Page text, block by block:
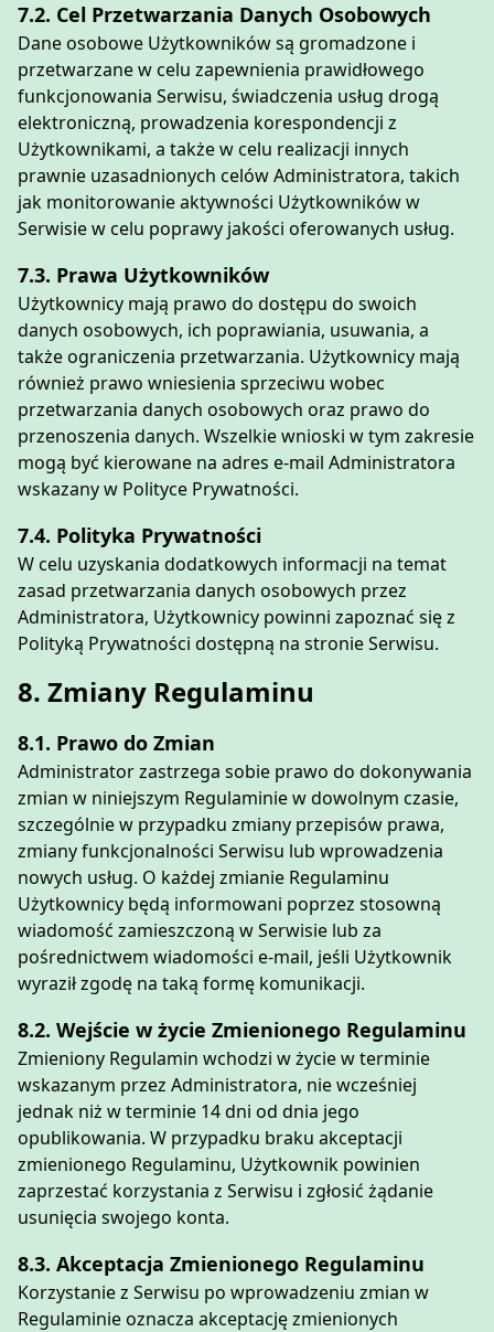
7.2. Cel Przetwarzania Danych Osobowych
Dane osobowe Użytkowników są gromadzone i
przetwarzane w celu zapewnienia prawidłowego
funkcjonowania Serwisu, świadczenia usług drogą
elektroniczną, prowadzenia korespondencji z
Użytkownikami, a także w celu realizacji innych
prawnie uzasadnionych celów Administratora, takich
jak monitorowanie aktywności Użytkowników w
Serwisie w celu poprawy jakości oferowanych usług.
7.3. Prawa Użytkowników
Użytkownicy mają prawo do dostępu do swoich
danych osobowych, ich poprawiania, usuwania, a
także ograniczenia przetwarzania. Użytkownicy mają
również prawo wniesienia sprzeciwu wobec
przetwarzania danych osobowych oraz prawo do
przenoszenia danych. Wszelkie wnioski w tym zakresie
mogą być kierowane na adres e-mail Administratora
wskazany w Polityce Prywatności.
7.4. Polityka Prywatności
W celu uzyskania dodatkowych informacji na temat
zasad przetwarzania danych osobowych przez
Administratora, Użytkownicy powinni zapoznać się z
Polityką Prywatności dostępną na stronie Serwisu.
8. Zmiany Regulaminu
8.1. Prawo do Zmian
Administrator zastrzega sobie prawo do dokonywania
zmian w niniejszym Regulaminie w dowolnym czasie,
szczególnie w przypadku zmiany przepisów prawa,
zmiany funkcjonalności Serwisu lub wprowadzenia
nowych usług. O każdej zmianie Regulaminu
Użytkownicy będą informowani poprzez stosowną
wiadomość zamieszczoną w Serwisie lub za
pośrednictwem wiadomości e-mail, jeśli Użytkownik
wyraził zgodę na taką formę komunikacji.
8.2. Wejście w życie Zmienionego Regulaminu
Zmieniony Regulamin wchodzi w życie w terminie
wskazanym przez Administratora, nie wcześniej
jednak niż w terminie 14 dni od dnia jego
opublikowania. W przypadku braku akceptacji
zmienionego Regulaminu, Użytkownik powinien
zaprzestać korzystania z Serwisu i zgłosić żądanie
usunięcia swojego konta.
8.3. Akceptacja Zmienionego Regulaminu
Korzystanie z Serwisu po wprowadzeniu zmian w
Regulaminie oznacza akceptację zmienionych